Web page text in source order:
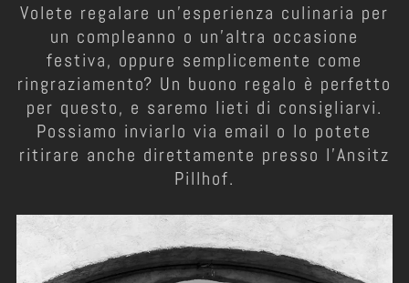
Volete regalare un'esperienza culinaria per
un compleanno o un'altra occasione
festiva, oppure semplicemente come
ringraziamento? Un buono regalo è perfetto
per questo, e saremo lieti di consigliarvi.
Possiamo inviarlo via email o lo potete
ritirare anche direttamente presso l'Ansitz
Pillhof.